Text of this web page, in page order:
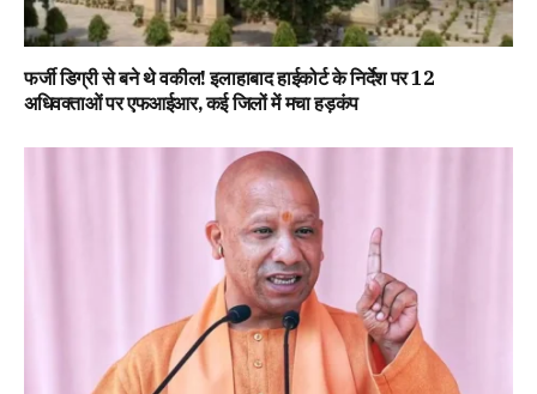
फर्जी डिग्री से बने थे वकील! इलाहाबाद हाईकोर्ट के निर्देश पर 12
अधिवक्ताओं पर एफआईआर, कई जिलों में मचा हड़कंप